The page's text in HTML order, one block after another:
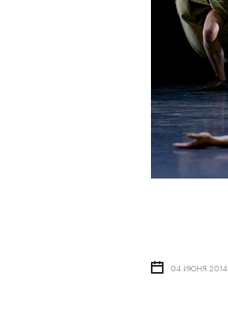
04 ИЮНЯ 2014